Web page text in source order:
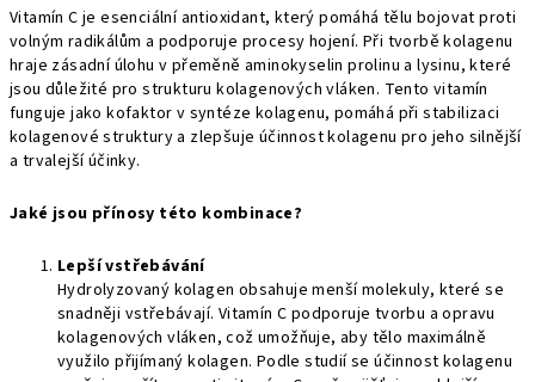
Vitamín C je esenciální antioxidant, který pomáhá tělu bojovat proti
volným radikálům a podporuje procesy hojení. Při tvorbě kolagenu
hraje zásadní úlohu v přeměně aminokyselin prolinu a lysinu, které
jsou důležité pro strukturu kolagenových vláken. Tento vitamín
funguje jako kofaktor v syntéze kolagenu, pomáhá při stabilizaci
kolagenové struktury a zlepšuje účinnost kolagenu pro jeho silnější
a trvalejší účinky.
Jaké jsou přínosy této kombinace?
Lepší vstřebávání
Hydrolyzovaný kolagen obsahuje menší molekuly, které se
snadněji vstřebávají. Vitamín C podporuje tvorbu a opravu
kolagenových vláken, což umožňuje, aby tělo maximálně
využilo přijímaný kolagen. Podle studií se účinnost kolagenu